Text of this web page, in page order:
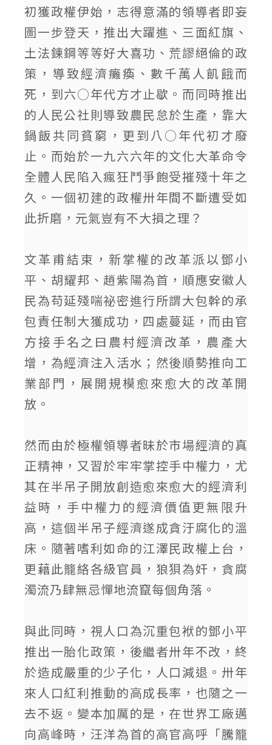
初獲政權伊始，志得意滿的領導者即妄
圖一步登天，推出大躍進、三面紅旗、
土法鍊鋼等等好大喜功、荒謬絕倫的政
策，導致經濟癱瘓、數千萬人飢餓而
死，到六○年代方才止歇。而同時推出
的人民公社則導致農民怠於生產，靠大
鍋飯共同貧窮，更到八○年代初才廢
止。而始於一九六六年的文化大革命令
全體人民陷入瘋狂鬥爭飽受摧殘十年之
久。一個初建的政權卅年間不斷遭受如
此折磨，元氣豈有不大損之理？
文革甫結束，新掌權的改革派以鄧小
平、胡耀邦、趙紫陽為首，順應安徽人
民為苟延殘喘祕密進行所謂大包幹的承
包責任制大獲成功，四處蔓延，而由官
方接手名之曰農村經濟改革，農產大
增，為經濟注入活水；然後順勢推向工
業部門，展開規模愈來愈大的改革開
放。
然而由於極權領導者昧於市場經濟的真
正精神，又習於牢牢掌控手中權力，尤
其在半吊子開放創造愈來愈大的經濟利
益時，手中權力的經濟價值更無限升
高，這個半吊子經濟遂成貪汙腐化的溫
床。隨著嗜利如命的江澤民政權上台，
更藉此籠絡各級官員，狼狽為奸，貪腐
濁流乃肆無忌憚地流竄每個角落。
與此同時，視人口為沉重包袱的鄧小平
推出一胎化政策，後繼者卅年不改，終
於造成嚴重的少子化，人口減退。卅年
來人口紅利推動的高成長率，也隨之一
去不返。變本加厲的是，在世界工廠邁
向高峰時，汪洋為首的高官高呼「騰籠